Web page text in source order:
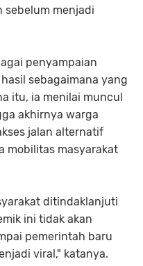
sebelum menjadi
penyampaian
sebagaimana yang
itu, ia menilai muncul
akhirnya warga
jalan alternatif
mobilitas masyarakat
ditindaklanjuti
ini tidak akan
pemerintah baru
viral," katanya.